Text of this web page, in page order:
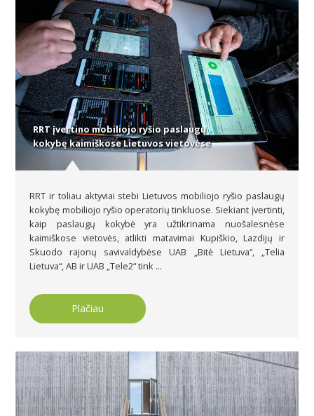
RRT įvertino mobiliojo ryšio paslaugų
kokybę kaimiškose Lietuvos vietovėse
RRT ir toliau aktyviai stebi Lietuvos mobiliojo ryšio paslaugų
kokybę mobiliojo ryšio operatorių tinkluose. Siekiant įvertinti,
kaip paslaugų kokybė yra užtikrinama nuošalesnėse
kaimiškose vietovės, atlikti matavimai Kupiškio, Lazdijų ir
Skuodo rajonų savivaldybėse UAB „Bitė Lietuva“, „Telia
Lietuva“, AB ir UAB „Tele2“ tink ...
Plačiau